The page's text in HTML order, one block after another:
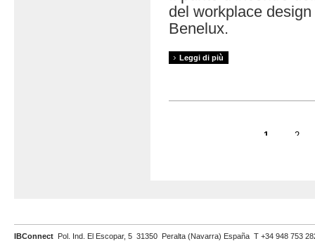
del workplace design
Benelux.
Leggi di più
1 2
IBConnect Pol. Ind. El Escopar, 5 31350 Peralta (Navarra) España T +34 948 753